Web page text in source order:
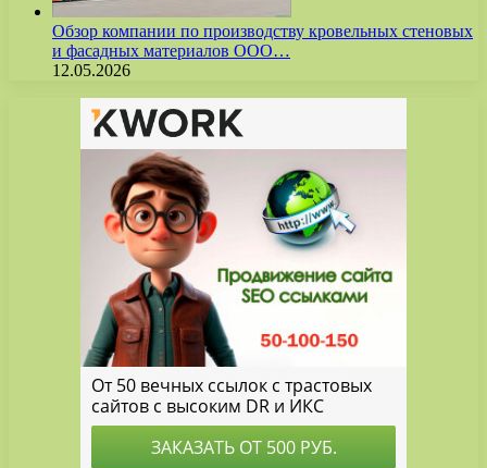
Обзор компании по производству кровельных стеновых
и фасадных материалов ООО…
12.05.2026